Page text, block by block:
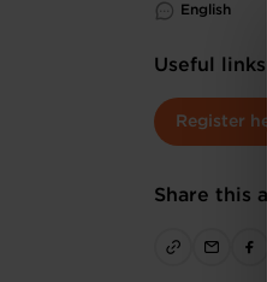
English
Useful links
Register
Share this